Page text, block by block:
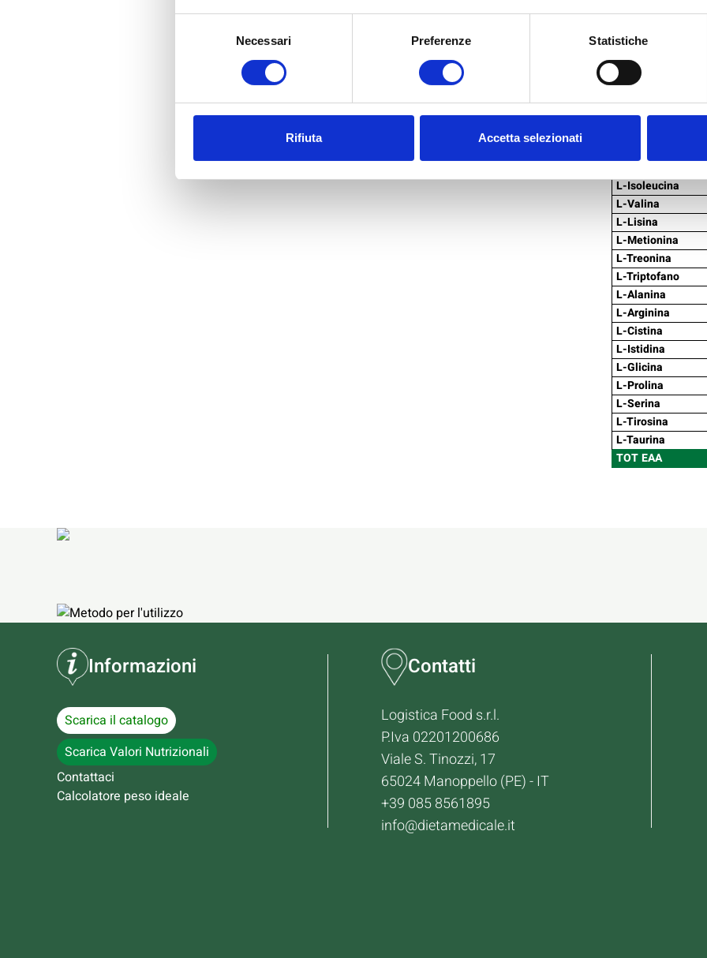
Necessari Preferenze Statistiche
Rifiuta Accetta selezionati
AMINOACIDICO
Energia
Acido Aspartico
L-Isoleucina
L-Valina
L-Lisina
L-Metionina
L-Treonina
L-Triptofano
L-Alanina
L-Arginina
L-Cistina
L-Istidina
L-Glicina
L-Prolina
L-Serina
L-Tirosina
L-Taurina
TOT EAA
Informazioni
Scarica il catalogo
Scarica Valori Nutrizionali
Contattaci
Calcolatore peso ideale
Contatti
Logistica Food s.r.l.
P.Iva 02201200686
Viale S. Tinozzi, 17
65024 Manoppello (PE) - IT
+39 085 8561895
info@dietamedicale.it